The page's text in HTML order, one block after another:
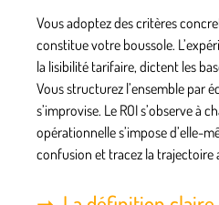
Vous adoptez des critères
constitue votre boussole.
la lisibilité tarifaire, dictent les
Vous structurez l’ensemble par
s’improvise. Le ROI s’observe à
opérationnelle s’impose d’elle-
confusion et tracez la trajectoire